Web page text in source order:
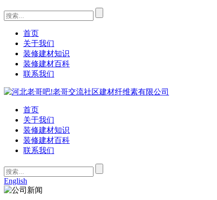
首页
关于我们
装修建材知识
装修建材百科
联系我们
首页
关于我们
装修建材知识
装修建材百科
联系我们
English